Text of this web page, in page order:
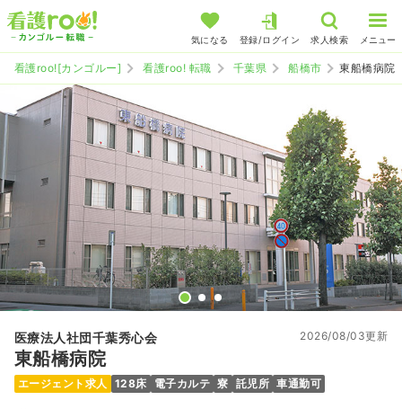
気になる 登録/ログイン 求人検索 メニュー
看護roo![カンゴルー] 看護roo! 転職 千葉県 船橋市 東船橋病院
医療法人社団千葉秀心会
東船橋病院
2026/08/03更新
エージェント求人 128床 電子カルテ 寮 託児所 車通勤可